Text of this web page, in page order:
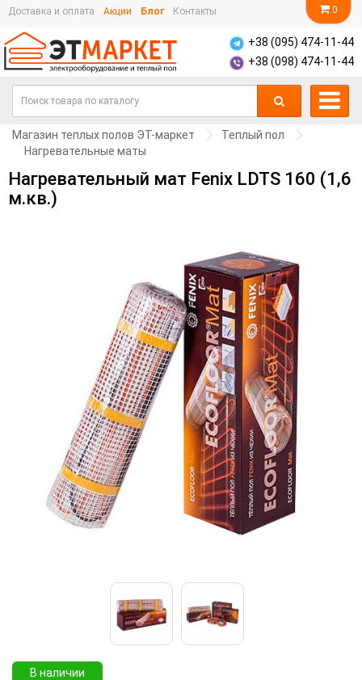
0
Доставка и оплата Акции Блог Контакты
+38 (095) 474-11-44
+38 (098) 474-11-44
Магазин теплых полов ЭТ-маркет
Теплый пол
Нагревательные маты
Нагревательный мат Fenix LDTS 160 (1,6
м.кв.)
В наличии